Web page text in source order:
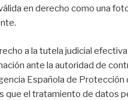
en derecho como una
a la tutela judicial
ante la autoridad de
Española de Protección
que el tratamiento de datos